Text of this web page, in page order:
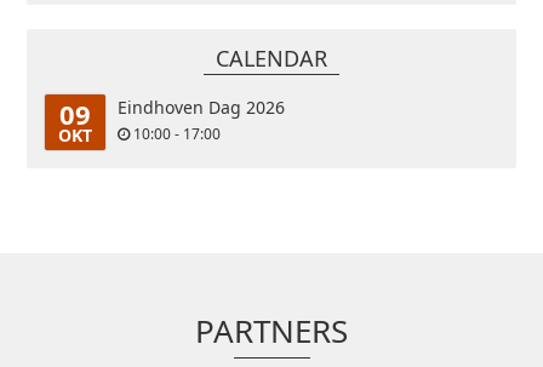
CALENDAR
09
OKT
Eindhoven Dag 2026
10:00 - 17:00
PARTNERS